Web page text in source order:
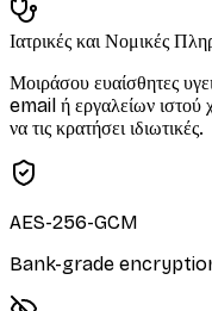
Ιατρικές και Νομικές
Μοιράσου ευαίσθητες
email ή εργαλείων ιστού
να τις κρατήσει ιδιωτικές.
AES-256-GCM
Bank-grade